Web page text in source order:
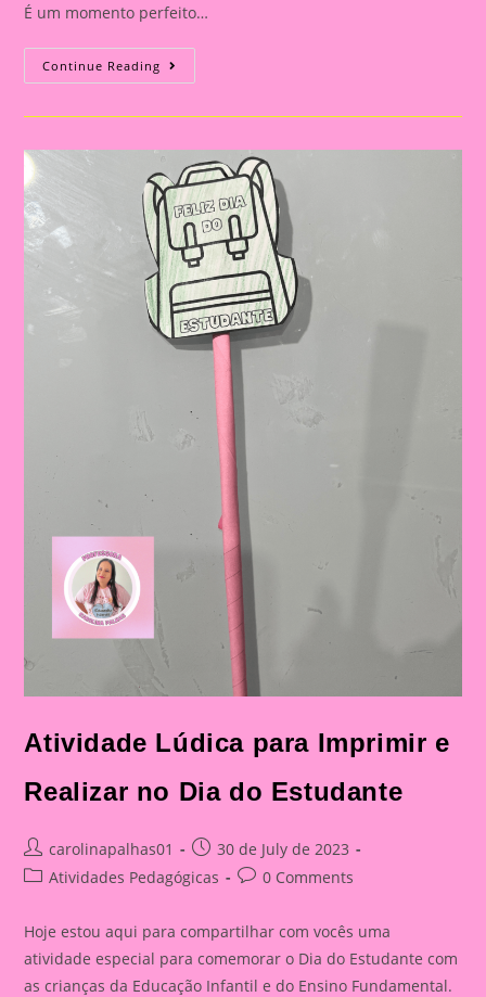
É um momento perfeito…
Continue Reading Atividade
Lúdica
Imprimir
No
Dia
Do
Estudante
Atividade Lúdica para Imprimir e
Realizar no Dia do Estudante
Post
author:
carolinapalhas01
Post
published:
30 de July de 2023
PostAtividades Pedagógicas
Post0 Comments
Hoje estou aqui para compartilhar com vocês uma
atividade especial para comemorar o Dia do Estudante com
as crianças da Educação Infantil e do Ensino Fundamental.